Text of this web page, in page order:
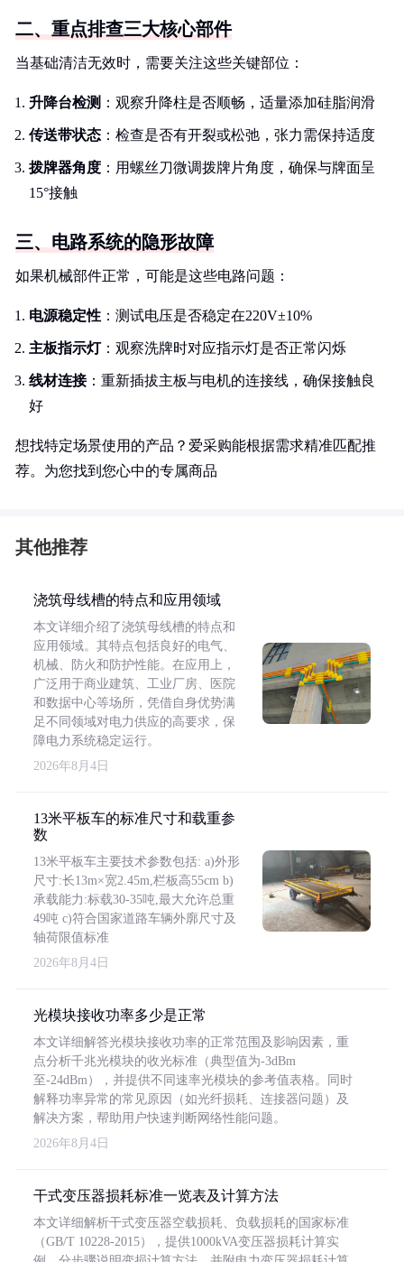
二、重点排查三大核心部件
当基础清洁无效时，需要关注这些关键部位：
升降台检测 ：观察升降柱是否顺畅，适量添加硅脂润滑
传送带状态 ：检查是否有开裂或松弛，张力需保持适度
拨牌器角度 ：用螺丝刀微调拨牌片角度，确保与牌面呈
15°接触
三、电路系统的隐形故障
如果机械部件正常，可能是这些电路问题：
电源稳定性 ：测试电压是否稳定在220V±10%
主板指示灯：观察洗牌时对应指示灯是否正常闪烁
线材连接：重新插拔主板与电机的连接线，确保接触良
好
想找特定场景使用的产品？爱采购能根据需求精准匹配推
荐。为您找到您心中的专属商品
其他推荐
浇筑母线槽的特点和应用领域
本文详细介绍了浇筑母线槽的特点和
应用领域。其特点包括良好的电气、
机械、防火和防护性能。在应用上，
广泛用于商业建筑、工业厂房、医院
和数据中心等场所，凭借自身优势满
足不同领域对电力供应的高要求，保
障电力系统稳定运行。
2026年8月4日
13米平板车的标准尺寸和载重参
数
13米平板车主要技术参数包括: a)外形
尺寸:长13m×宽2.45m,栏板高55cm b)
承载能力:标载30-35吨,最大允许总重
49吨 c)符合国家道路车辆外廓尺寸及
轴荷限值标准
2026年8月4日
光模块接收功率多少是正常
本文详细解答光模块接收功率的正常范围及影响因素，重
点分析千兆光模块的收光标准（典型值为-3dBm
至-24dBm），并提供不同速率光模块的参考值表格。同时
解释功率异常的常见原因（如光纤损耗、连接器问题）及
解决方案，帮助用户快速判断网络性能问题。
2026年8月4日
干式变压器损耗标准一览表及计算方法
本文详细解析干式变压器空载损耗、负载损耗的国家标准
（GB/T 10228-2015），提供1000kVA变压器损耗计算实